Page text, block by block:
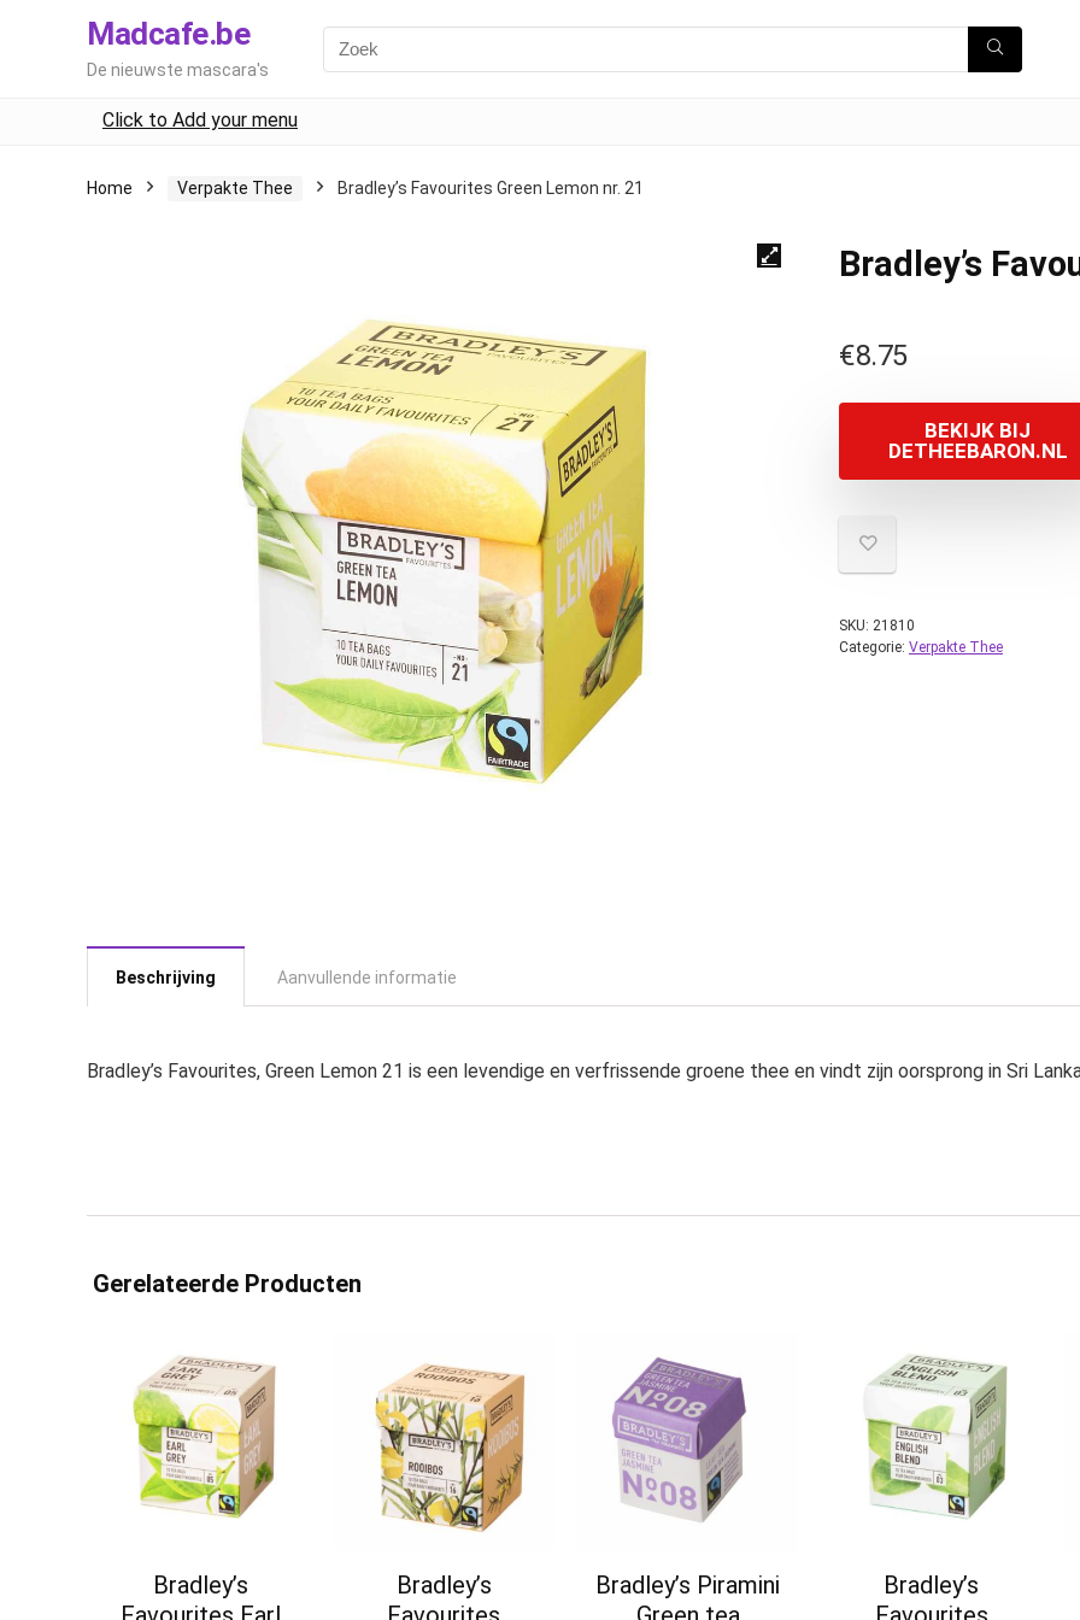
Madcafe.be
De nieuwste mascara's
Click to Add your menu
Home Verpakte Thee Bradley’s Favourites Green Lemon nr. 21
Bradley’s
€8.75
BEKIJK BIJ
DETHEEBARON.NL
SKU: 21810
Categorie: Verpakte Thee
Beschrijving Aanvullende informatie
Bradley’s Favourites, Green Lemon 21 is een levendige en verfrissende groene thee en vindt zijn oorsprong in Sri
Gerelateerde Producten
Bradley’s
Bradley’s
Bradley’s Piramini
Bradley’s